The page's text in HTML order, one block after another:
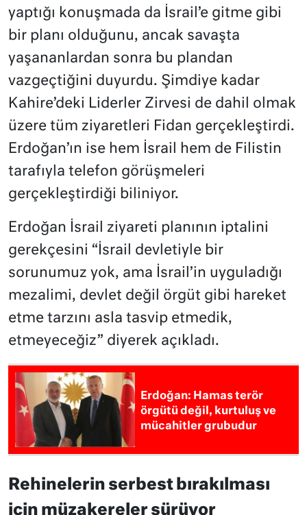
yaptığı konuşmada da İsrail’e gitme gibi
bir planı olduğunu, ancak savaşta
yaşananlardan sonra bu plandan
vazgeçtiğini duyurdu. Şimdiye kadar
Kahire’deki Liderler Zirvesi de dahil olmak
üzere tüm ziyaretleri Fidan gerçekleştirdi.
Erdoğan’ın ise hem İsrail hem de Filistin
tarafıyla telefon görüşmeleri
gerçekleştirdiği biliniyor.
Erdoğan İsrail ziyareti planının iptalini
gerekçesini “İsrail devletiyle bir
sorunumuz yok, ama İsrail’in uyguladığı
mezalimi, devlet değil örgüt gibi hareket
etme tarzını asla tasvip etmedik,
etmeyeceğiz” diyerek açıkladı.
Erdoğan: Hamas terör
örgütü değil, kurtuluş ve
mücahitler grubudur
Rehinelerin serbest bırakılması
için müzakereler sürüyor